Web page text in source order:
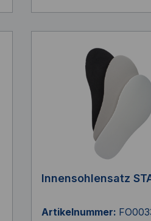
Innensohlensatz
Artikelnummer: